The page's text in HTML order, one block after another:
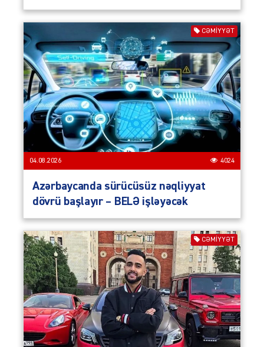
CƏMIYYƏT
04.08.2026 4024
Azərbaycanda sürücüsüz nəqliyyat
dövrü başlayır – BELƏ işləyəcək
CƏMIYYƏT